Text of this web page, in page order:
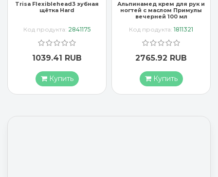
Trisa Flexiblehead3 зубная
щётка Hard
Код продукта: 2841175
1039.41 RUB
Купить
Альпинамед крем для рук и
ногтей с маслом Примулы
вечерней 100 мл
Код продукта: 1811321
2765.92 RUB
Купить